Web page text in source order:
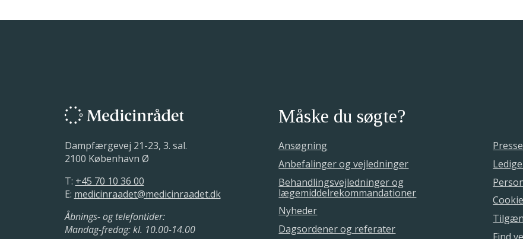
Dampfærgevej 21-23, 3. sal.
2100 København Ø
T: +45 70 10 36 00
E: medicinraadet@medicinraadet.dk
Åbnings- og telefontider:
Mandag-fredag: kl. 10.00-14.00
Måske du søgte?
Ansøgning
Anbefalinger og vejledninger
Behandlingsvejledninger og
lægemiddelrekommandationer
Nyheder
Dagsordener og referater
Presse